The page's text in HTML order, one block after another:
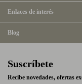
Enlaces de interés
Blog
Suscríbete
Recibe novedades, ofertas